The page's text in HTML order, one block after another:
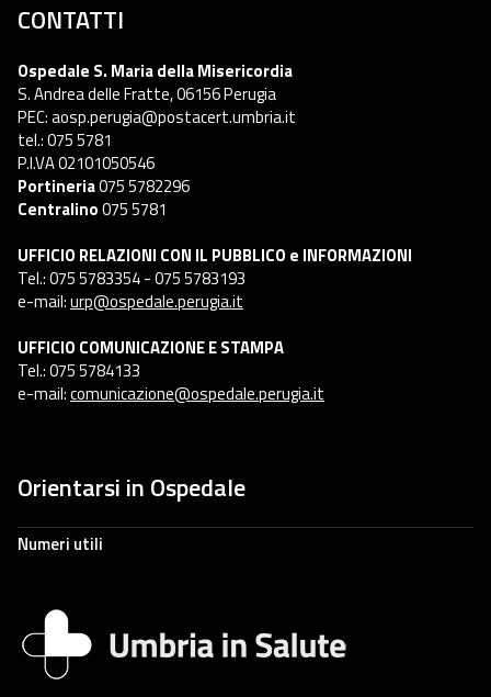
CONTATTI
Ospedale S. Maria della Misericordia
S. Andrea delle Fratte, 06156 Perugia
PEC: aosp.perugia@postacert.umbria.it
tel.: 075 5781
P.I.VA 02101050546
Portineria075 5782296
Centralino075 5781
UFFICIO RELAZIONI CON IL PUBBLICO e INFORMAZIONI
Tel.: 075 5783354 - 075 5783193
e-mail:urp@ospedale.perugia.it
UFFICIO COMUNICAZIONE E STAMPA
Tel.: 075 5784133
e-mail:comunicazione@ospedale.perugia.it
Orientarsi in Ospedale
Numeri utili